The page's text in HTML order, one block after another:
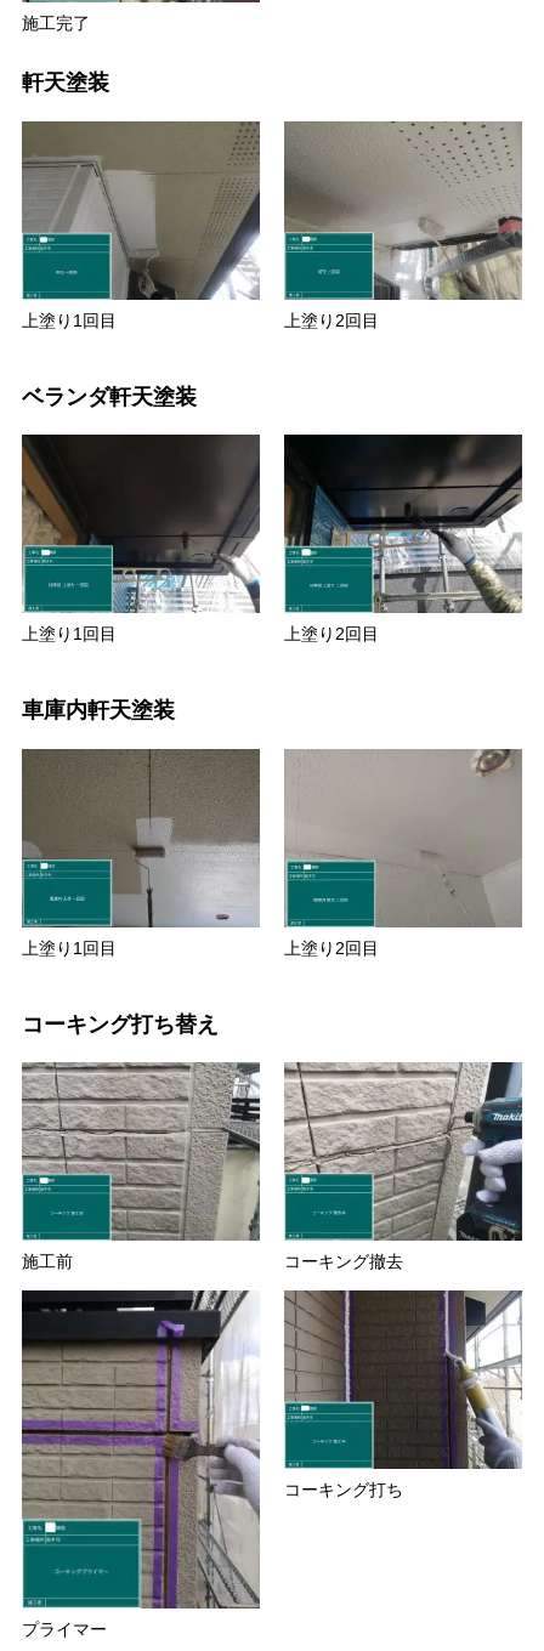
施工完了
軒天塗装
上塗り1回目 上塗り2回目
ベランダ軒天塗装
上塗り1回目 上塗り2回目
車庫内軒天塗装
上塗り1回目 上塗り2回目
コーキング打ち替え
施工前 コーキング撤去
プライマー
コーキング打ち